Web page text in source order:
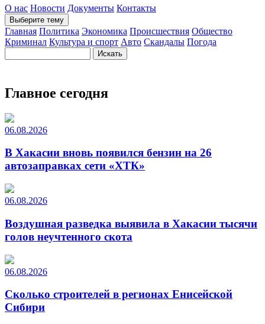
О нас Новости Документы Контакты
Выберите тему
Главная Политика Экономика Происшествия Общество
Криминал Культура и спорт Авто Скандалы Погода
Главное сегодня
06.08.2026
В Хакасии вновь появился бензин на 26
автозаправках сети «ХТК»
06.08.2026
Воздушная разведка выявила в Хакасии тысячи
голов неучтенного скота
06.08.2026
Сколько строителей в регионах Енисейской
Сибири